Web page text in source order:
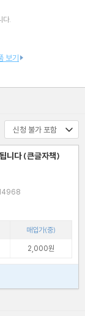
다.
보기
니다 (큰글자책)
/ 1188414968
매입가(중)
2,000원